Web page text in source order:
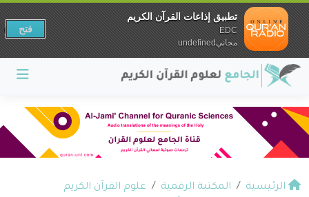
الرئيسية المكتبة الرقمية
علوم القرآن الكريم
تطبيق إذاعات القرآن الكريم
EDC
مجانيundefined
فتح